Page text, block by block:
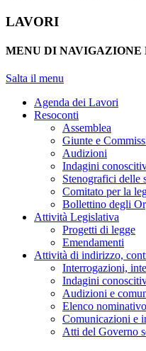
LAVORI
MENU DI NAVIGAZIONE
Salta il menu
Agenda dei Lavori
Resoconti
Assemblea
Giunte e
Audizioni
Indagini
Stenografici delle
Comitato per la
Bollettino degli
Attività Legislativa
Progetti di legge
Emendamenti
Attività di indirizzo,
Interrogazioni,
Indagini
Audizioni e
Elenco
Comunicazioni e
Atti del Governo